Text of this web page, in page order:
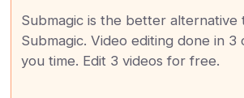
Submagic is the better alternative
Submagic. Video editing done in 3
you time. Edit 3 videos for free.